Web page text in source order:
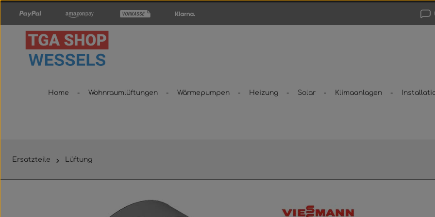
Hauptinhalt springen
Zur Hauptnavigation springen
Home Wohnraumlüftungen Wärmepumpen Heizung Solar Klimaanlagen
Ersatzteile Lüftung